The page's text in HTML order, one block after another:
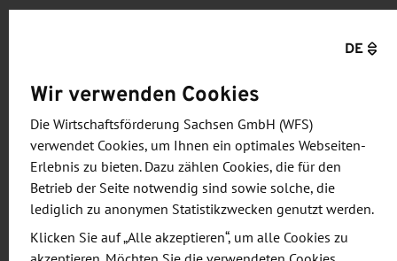
Fördermittelbescheid an Geschäftsführer Dr.
Günther von Liofit.
„Die Liofit GmbH aus Kamenz ist eine Lausitzer
Erfolgsgeschichte mit Strahlkraft weit darüber
hinaus. Vom Werkstattbetrieb zu einem der
führenden Anbieter bei der Reparatur und
DE
Wir verwenden Cookies
Die Wirtschaftsförderung Sachsen GmbH (WFS)
verwendet Cookies, um Ihnen ein optimales Webseiten-
Erlebnis zu bieten. Dazu zählen Cookies, die für den
Betrieb der Seite notwendig sind sowie solche, die
lediglich zu anonymen Statistikzwecken genutzt werden.
Klicken Sie auf „Alle akzeptieren“, um alle Cookies zu